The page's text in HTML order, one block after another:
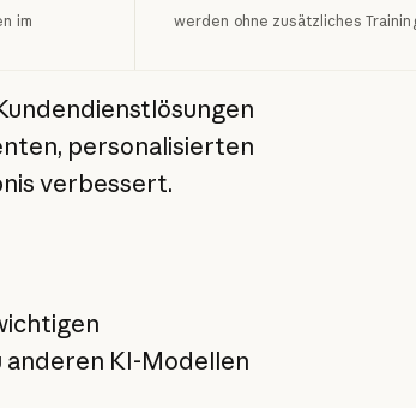
im
werden ohne zusätzliches
personalisierten
verbessert.
anderen KI-Modellen